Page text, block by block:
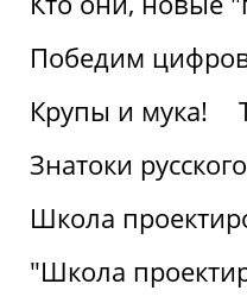
Победим
Крупы и мука!
Знатоки
Школа
"Школа